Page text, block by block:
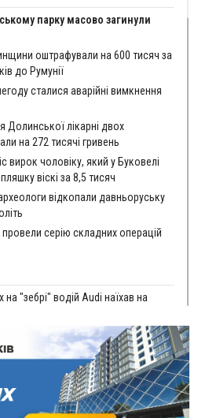
парку масово загинули
оштрафували на 600 тисяч за
до Румунії
сталися аварійні вимкнення
Долинської лікарні двох
на 272 тисячі гривень
вирок чоловіку, який у Буковелі
віскі за 8,5 тисяч
відкопали давньоруську
серію складних операцій
"зебрі" водій Audi наїхав на
України - трохи більше ніж 6
два мотоциклісти збили жінку
за будівництвом новобудов і
цін на житло